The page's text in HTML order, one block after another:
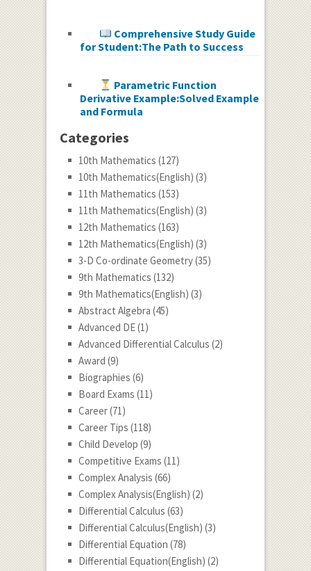
Comprehensive Study Guide
for Student:The Path to Success
Parametric Function
Derivative Example:Solved Example
and Formula
Categories
10th Mathematics (127)
10th Mathematics(English) (3)
11th Mathematics (153)
11th Mathematics(English) (3)
12th Mathematics (163)
12th Mathematics(English) (3)
3-D Co-ordinate Geometry(35)
9th Mathematics (132)
9th Mathematics(English) (3)
Abstract Algebra (45)
Advanced DE(1)
Advanced Differential Calculus (2)
Award (9)
Biographies (6)
Board Exams (11)
Career(71)
Career Tips (118)
Child Develop (9)
Competitive Exams (11)
Complex Analysis (66)
Complex Analysis(English) (2)
Differential Calculus (63)
Differential Calculus(English) (3)
Differential Equation (78)
Differential Equation(English) (2)